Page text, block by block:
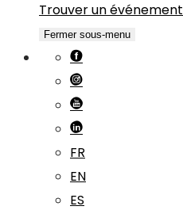
Trouver un événement
Fermer sous-menu
FR
EN
ES